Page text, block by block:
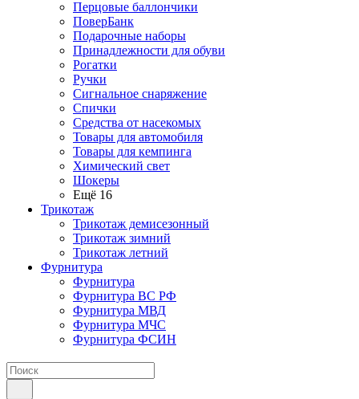
Перцовые баллончики
ПоверБанк
Подарочные наборы
Принадлежности для обуви
Рогатки
Ручки
Сигнальное снаряжение
Спички
Средства от насекомых
Товары для автомобиля
Товары для кемпинга
Химический свет
Шокеры
Ещё 16
Трикотаж
Трикотаж демисезонный
Трикотаж зимний
Трикотаж летний
Фурнитура
Фурнитура
Фурнитура ВС РФ
Фурнитура МВД
Фурнитура МЧС
Фурнитура ФСИН